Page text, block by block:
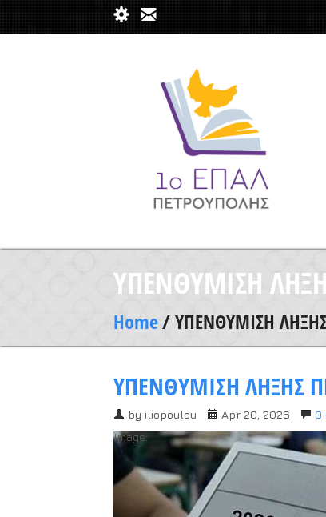
ΥΠΕΝΘΥΜΙΣΗ
Home/ ΥΠΕΝΘΥΜΙΣΗ
ΥΠΕΝΘΥΜΙΣΗ ΛΗΞΗΣ
by iliopoulou Apr 20, 2026
0
Image: